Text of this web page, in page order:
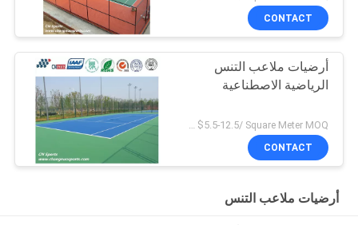
CONTACT
أرضيات ملاعب التنس
الرياضية الاصطناعية
US $5.5-12.5/ Square Meter MOQ:/
CONTACT
أرضيات ملاعب التنس